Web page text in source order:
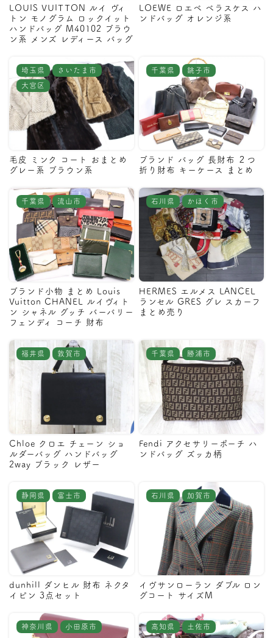
LOUIS VUITTON ルイ ヴィ
トン モノグラム ロックイット
ハンドバッグ M40102 ブラウ
ン系 メンズ レディース バッグ
LOEWE ロエベ ベラスケス ハ
ンドバッグ オレンジ系
埼玉県 さいたま市
大宮区
毛皮 ミンク コート おまとめ
グレー系 ブラウン系
千葉県 銚子市
ブランド バッグ 長財布 ２つ
折り財布 キーケース まとめ
千葉県 流山市
ブランド小物 まとめ Louis
Vuitton CHANEL ルイヴィト
ン シャネル グッチ バーバリー
フェンディ コーチ 財布
石川県 かほく市
HERMES エルメス LANCEL
ランセル GRES グレ スカーフ
まとめ売り
福井県 敦賀市
Chloe クロエ チェーン ショ
ルダーバッグ ハンドバッグ
2way ブラック レザー
千葉県 勝浦市
Fendi アクセサリーポーチ ハ
ンドバッグ ズッカ柄
静岡県 富士市
dunhill ダンヒル 財布 ネクタ
イピン 3点セット
石川県 加賀市
イヴサンローラン ダブル ロン
グコート サイズM
神奈川県 小田原市 高知県 土佐市